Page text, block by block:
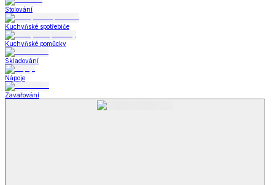
Stolování
Kuchyňské spotřebiče
Kuchyňské pomůcky
Skladování
Nápoje
Zavařování